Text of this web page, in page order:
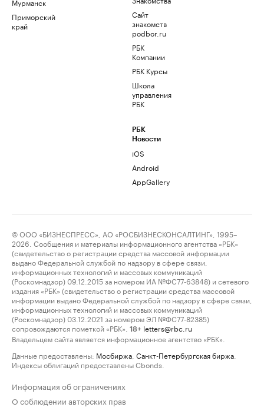
Приморский
край
Сайт
знакомств
podbor.ru
РБК
Компании
РБК Курсы
Школа
управления
РБК
РБК
Новости
iOS
Android
AppGallery
© ООО «БИЗНЕСПРЕСС», АО «РОСБИЗНЕСКОНСАЛТИНГ», 1995–
2026. Сообщения и материалы информационного агентства «РБК»
(свидетельство о регистрации средства массовой информации
выдано Федеральной службой по надзору в сфере связи,
информационных технологий и массовых коммуникаций
(Роскомнадзор) 09.12.2015 за номером ИА №ФС77-63848) и сетевого
издания «РБК» (свидетельство о регистрации средства массовой
информации выдано Федеральной службой по надзору в сфере связи,
информационных технологий и массовых коммуникаций
(Роскомнадзор) 03.12.2021 за номером ЭЛ №ФС77-82385)
сопровождаются пометкой «РБК».
18+ letters@rbc.ru
Владельцем сайта является информационное агентство «РБК».
Данные предоставлены: Мосбиржа Санкт-Петербургская биржа
Индексы облигаций предоставлены Cbonds.
Информация об ограничениях
О соблюдении авторских прав